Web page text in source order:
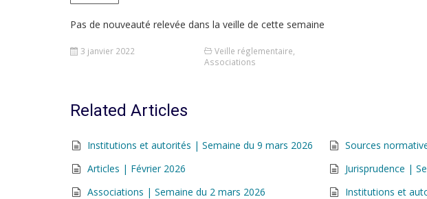
Pas de nouveauté relevée dans la veille de cette semaine
3 janvier 2022 Veille réglementaire
Associations
Related Articles
Institutions et autorités | Semaine du 9 mars 2026
Sources
Articles | Février 2026
Jurisprudence |
Associations | Semaine du 2 mars 2026
Institutions et